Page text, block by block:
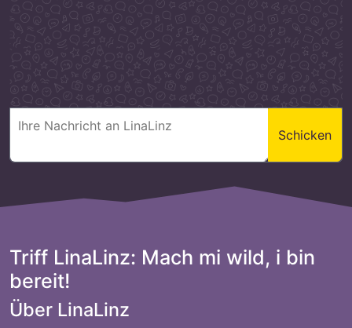
Schicken
Triff LinaLinz: Mach mi wild, i bin
bereit!
Über LinaLinz